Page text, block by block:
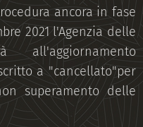
ancora in fase
2021 l'Agenzia delle
a "cancellato"per
superamento delle